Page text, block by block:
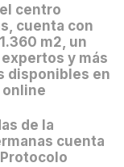
centro
cuenta con
m2, un
y más
disponibles en
online
de la
cuenta